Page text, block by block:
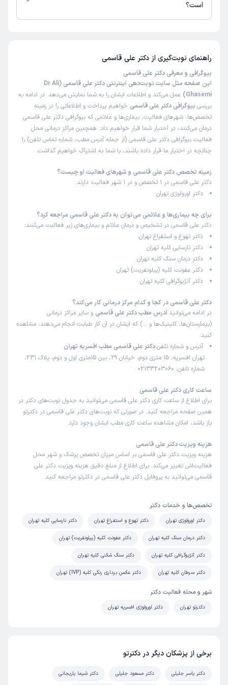
1404/09/26
این پزشک را پیشنهاد میکنم
عالی
علت مراجعه: درمان سنگ کلیه و مجاری ادراری
کاربر دکترتو
نوبت مطب از دکترتو
این پزشک را پیشنهاد میکنم
زمان انتظار:0-15 دقیقه
مطب بسیار عالی . خدا قوت به همگی
معین الدین
نوبت مطب از دکترتو
1404/08/20
این پزشک را پیشنهاد میکنم
زمان انتظار: 45-90 دقیقه
دکتر بسیار خوش برخورد و بسیار عالی بودن
منصوره
(
1404/08/10
زمان انتظار:0-15 دقیقه
زمان میگذارن برای شنیدن شرح حال و کاملا توضیح میدن و
علت مراجعه: عفونت ادراری
این پزشک را پیشنهاد میکنم
زمان انتظار:
علت مراجعه: جراحی بیماری‌های بیضه و اپیدیدیم
احمد
نوبت مطب از دکترتو
این پزشک را پیشنهاد میکنم
است؟
راهنمای نوبت‌گیری از دکتر علی قاسمی
بیوگرافی و معرفی دکتر علی قاسمی
این صفحه مثل سایت نوبت‌دهی اینترنتی دکتر علی قاسمی (Dr Ali
Ghasemi)
عمل می‌کند و اطلاعات ایشان را به شما نمایش می‌دهد. در ادامه به
بررسی بیوگرافی دکتر علی قاسمی خواهیم پرداخت و اطلاعاتی را در زمینه
تخصص‌ها، شهرهای فعالیت، بیماری‌ها و علائمی که بیوگرافی دکتر علی قاسمی
درمان می‌کنند، در اختیار شما قرار خواهیم داد. همچنین مراکز درمانی محل
فعالیت بیوگرافی دکتر علی قاسمی (از جمله آدرس مطب، شماره تماس تلفن) را
چنانچه در اختیار ما قرار داده باشند، با شما به اشتراک خواهیم گذاشت.
زمینه تخصص دکتر علی قاسمی و شهرهای فعالیت او چیست؟
دکتر علی قاسمی در 1 تخصص و در 1 شهر فعالیت دارند:
دکتر اورولوژی تهران
برای چه بیماری‌ها و علائمی می‌توان به دکتر علی قاسمی مراجعه کرد؟
دکتر علی قاسمی در تشخیص و درمان علائم و بیماری‌های زیر فعالیت می‌کنند:
دکتر تهوع و استفراغ تهران
دکتر نارسایی کلیه تهران
دکتر درمان سنگ کلیه تهران
دکتر عفونت کلیه (پیلونفریت) تهران
دکتر آنژیوگرافی کلیه تهران
دکتر علی قاسمی در کجا و کدام مرکز درمانی کار می‌کند؟
در ادامه می‌توانید آدرس مطب دکتر علی قاسمی و سایر مراکز درمانی
(بیمارستان‌ها، کلینیک‌ها و …) که ایشان در آن کار طبابت انجام می‌دهند، مشاهده
کنید:
آدرس و شماره تلفندکتر علی قاسمی مطب افسریه تهران
تهران افسریه، 15 متری دوم، خیابان 29، بین 15متری اول و دوم، پلاک 231،
شماره تلفن: 02133203060
ساعت کاری دکتر علی قاسمی
برای اطلاع از ساعت کاری دکتر علی قاسمی می‌توانید به جدول نوبت‌های دکتر در
همین صفحه مراجعه کنید. در صورتی که نوبت‌های دکتر علی قاسمی در دکترتو
باز باشد، امکان مشاهده ساعت کاری مطب ایشان وجود دارد.
هزینه ویزیت دکتر علی قاسمی
هزینه ویزیت دکتر علی قاسمی بر اساس میزان تخصص پزشک و شهر محل
فعالیت‌اش تغییر می‌کند. برای اطلاع از مبلغ دقیق هزینه ویزیت دکتر علی
قاسمی می‌توانید به پروفایل دکتر علی قاسمی در دکترتو مراجعه کنید.
تخصص‌ها و خدمات دکتر
دکتر اورولوژی تهران دکتر تهوع و استفراغ تهران دکتر نارسایی کلیه تهران
دکتر درمان سنگ کلیه تهران دکتر عفونت کلیه (پیلونفریت) تهران
دکتر آنژیوگرافی کلیه تهران دکتر سنگ شکنی کلیه تهران
دکتر سرطان کلیه تهران دکتر عکس برداری رنگی کلیه (IVP) تهران
شهر و محله فعالیت دکتر
دکترتو تهران دکتر اورولوژی افسریه تهران
برخی از پزشکان دیگر در دکترتو
دکتر یاسر جلیلی دکتر مسعود جلیلی دکتر شیما یاریجانی